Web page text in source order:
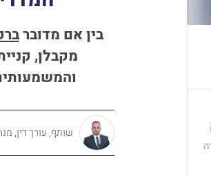
בין אם מדובר
מקבלן,
שותף, עורך דין,